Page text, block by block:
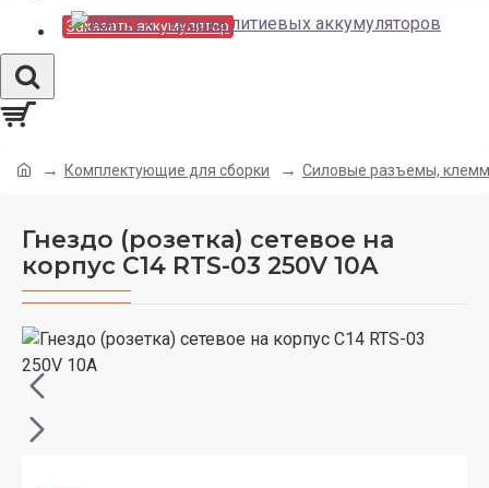
Заказать аккумулятор
Комплектующие для сборки Силовые разъемы,
Гнездо (розетка) сетевое на
корпус C14 RTS-03 250V 10A